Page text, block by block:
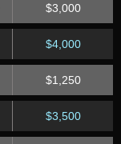
$6,000
$2,000
$18,000
$3,000
$4,000
$1,250
$3,500